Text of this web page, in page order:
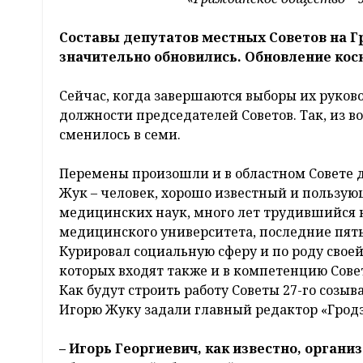
Составы депутатов местных Советов на
значительно обновились. Обновление
Сейчас, когда завершаются выборы их
должности председателей Советов. Так, из
сменилось в семи.
Перемены произошли и в областном Совете
Жук – человек, хорошо известный и
медицинских наук, много лет трудившийся
медицинского университета, последние
Курировал социальную сферу и по роду
которых входят также и в компетенцию
Как будут строить работу Советы 27-го
Игорю Жуку задали главный редактор
– Игорь Георгиевич, как известно,